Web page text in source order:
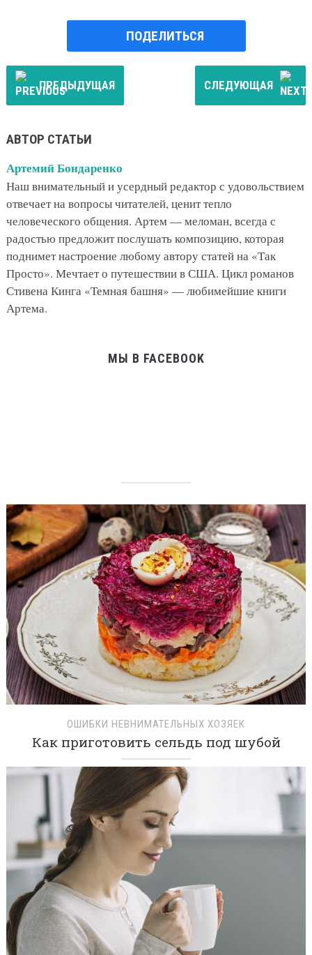
ПОДЕЛИТЬСЯ
ПРЕДЫДУЩАЯ СЛЕДУЮЩАЯ
АВТОР СТАТЬИ
Артемий Бондаренко
Наш внимательный и усердный редактор с удовольствием
отвечает на вопросы читателей, ценит тепло
человеческого общения. Артем — меломан, всегда с
радостью предложит послушать композицию, которая
поднимет настроение любому автору статей на «Так
Просто». Мечтает о путешествии в США. Цикл романов
Стивена Кинга «Темная башня» — любимейшие книги
Артема.
МЫ В FACEBOOK
ОШИБКИ НЕВНИМАТЕЛЬНЫХ ХОЗЯЕК
Как приготовить сельдь под шубой